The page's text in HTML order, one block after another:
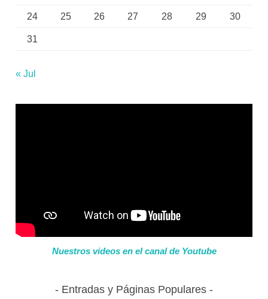
24 25 26 27 28 29 30
31
« Jul
Nuestros videos en el canal de Youtube
Entradas y Páginas Populares